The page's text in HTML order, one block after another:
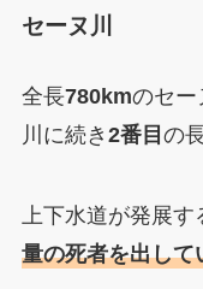
セーヌ川
全長780kmのセー
川に続き 2番目 の
上下水道が発展す
量の死者を出して